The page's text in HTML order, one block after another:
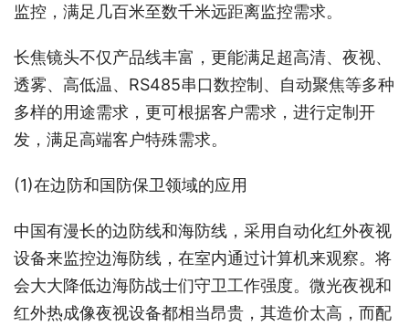
监控，满足几百米至数千米远距离监控需求。
长焦镜头不仅产品线丰富，更能满足超高清、夜视、
透雾、高低温、RS485串口数控制、自动聚焦等多种
多样的用途需求，更可根据客户需求，进行定制开
发，满足高端客户特殊需求。
(1)在边防和国防保卫领域的应用
中国有漫长的边防线和海防线，采用自动化红外夜视
设备来监控边海防线，在室内通过计算机来观察。将
会大大降低边海防战士们守卫工作强度。微光夜视和
红外热成像夜视设备都相当昂贵，其造价太高，而配